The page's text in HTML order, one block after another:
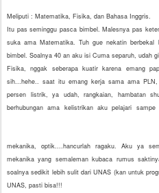
Meliputi : Matematika, Fisika, dan Bahasa Inggris.
Itu pas seminggu pasca bimbel. Malesnya pas
suka ama Matematika. Tuh gue nekatin
bimbel. Soalnya 40 an aku isi Cuma separuh, udah
Fisika, nggak seberapa kuatir karena emang
sih...hehe.. saat itu emang kerja sama ama
persen listrik, ya udah, rangkaian, hambatan
berhubungan ama kelistrikan aku pelajari sampe
mekanika, optik....hancurlah ragaku. Aku ya
mekanika yang semaleman kubaca rumus
soalnya sedikit lebih sulit dari UNAS (kan untuk
UNAS, pasti bisa!!!